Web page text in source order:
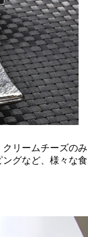
リームチーズのみ
グなど、様々な食